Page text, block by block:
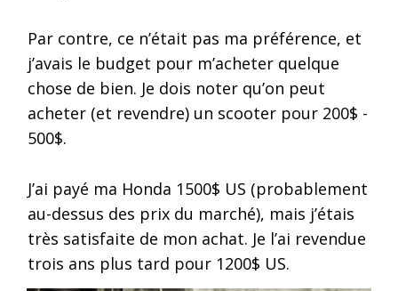
Par contre, ce n’était pas ma préférence, et
j’avais le budget pour m’acheter quelque
chose de bien. Je dois noter qu’on peut
acheter (et revendre) un scooter pour 200$ -
500$.
J’ai payé ma Honda 1500$ US (probablement
au-dessus des prix du marché), mais j’étais
très satisfaite de mon achat. Je l’ai revendue
trois ans plus tard pour 1200$ US.